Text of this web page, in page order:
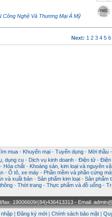
Công Nghệ Và Thương Mại Á Mỹ
Next: 1 2 3 4 5 6
mua - Khuyến mại - Tuyển dụng - Mời thầu -
dụng cụ - Dịch vụ kinh doanh - Điện tử - Điện
- Hóa chất - Khoáng sản, kim loại và nguyên
- Ô tô, xe máy - Phần mềm và phần cứng
và xuất bản - Sản phẩm kim loại - Sản phẩm
- Thời trang - Thực phẩm và đồ uống -
19006609/(84)436413313 - Email:
Đăng ký mới Chính sách bảo mật